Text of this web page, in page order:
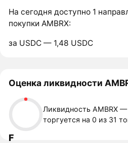
На сегодня доступно 1
покупки AMBRX:
за USDC — 1,48 USDC
Оценка ликвидности
F
Ликвидность AMBRX
торгуется на 0 из 31